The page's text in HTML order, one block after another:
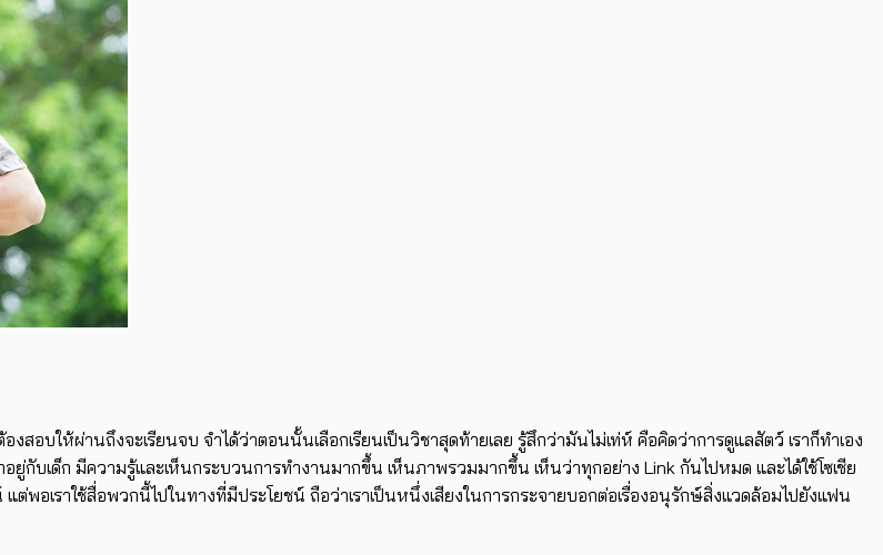
องสอบให้ผ่านถึงจะเรียนจบ จำได้ว่าตอนนั้นเลือกเรียนเป็นวิชาสุดท้ายเลย รู้สึกว่ามันไม่เท่ห์ คือคิดว่าการดูแลสัตว์ เราก็ทำเอง
กับเด็ก มีความรู้และเห็นกระบวนการทำงานมากขึ้น เห็นภาพรวมมากขึ้น เห็นว่าทุกอย่าง Link กันไปหมด และได้ใช้โซเชีย
ต่พอเราใช้สื่อพวกนี้ไปในทางที่มีประโยชน์ ถือว่าเราเป็นหนึ่งเสียงในการกระจายบอกต่อเรื่องอนุรักษ์สิ่งแวดล้อมไปยังแฟน